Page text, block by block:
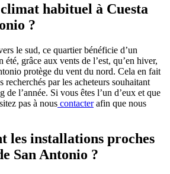
habituel à Cuesta
?
le sud, ce quartier bénéficie d’un
grâce aux vents de l’est, qu’en hiver,
protège du vent du nord. Cela en fait
recherchés par les acheteurs souhaitant
de l’année. Si vous êtes l’un d’eux et que
pas à nous contacterafin que nous
les installations proches
San Antonio ?